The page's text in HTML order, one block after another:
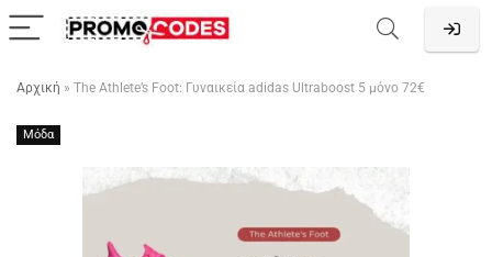
Αρχική » The Athlete’s Foot: Γυναικεία adidas Ultraboost 5 μόνο 72€
Μόδα